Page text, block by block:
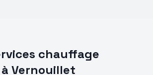
chauffage
à Vernouillet